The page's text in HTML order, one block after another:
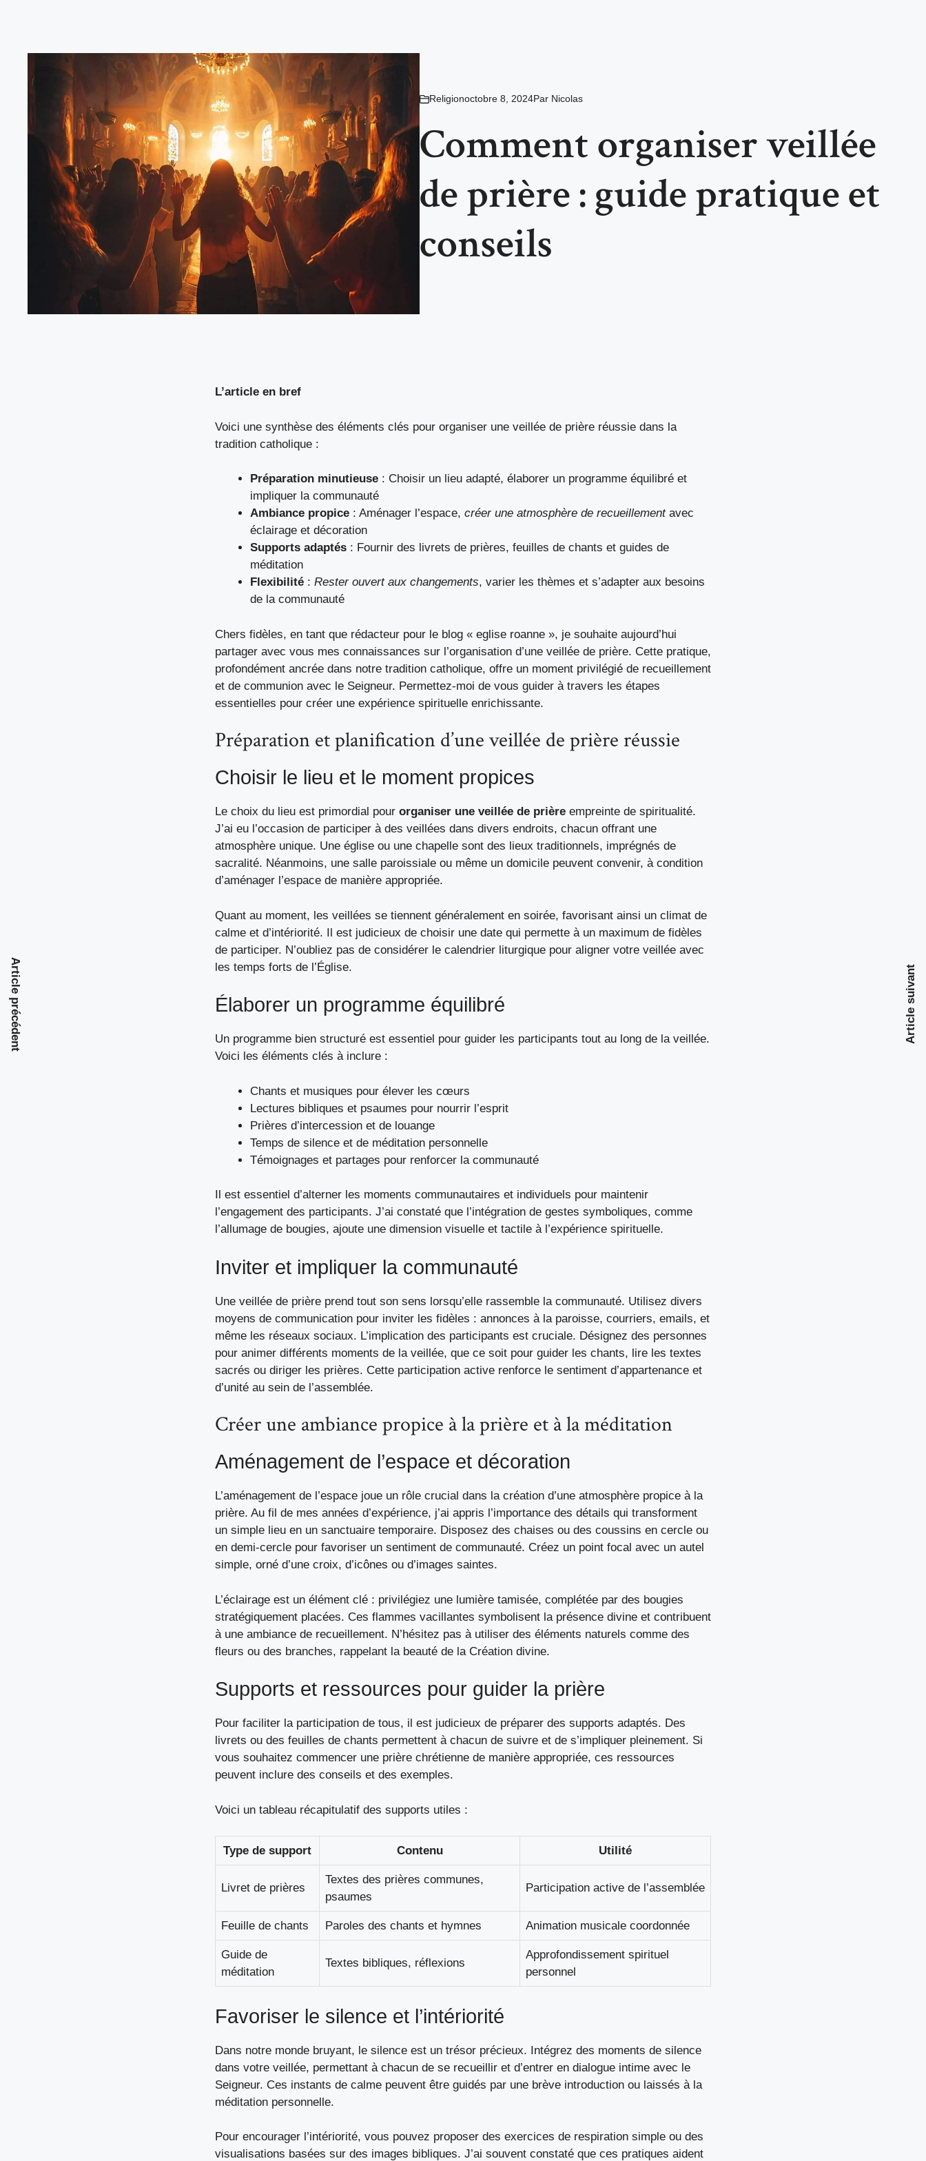
Religionoctobre 8, 2024Par Nicolas
Comment organiser veillée
de prière : guide pratique et
conseils
L’article en bref
Voici une synthèse des éléments clés pour organiser une veillée de prière réussie dans la
tradition catholique :
Préparation minutieuse : Choisir un lieu adapté, élaborer un programme équilibré et
impliquer la communauté
Ambiance propice : Aménager l’espace, créer une atmosphère de recueillementavec
éclairage et décoration
Supports adaptés : Fournir des livrets de prières, feuilles de chants et guides de
méditation
Flexibilité : Rester ouvert aux changements, varier les thèmes et s’adapter aux besoins
de la communauté
Chers fidèles, en tant que rédacteur pour le blog « eglise roanne », je souhaite aujourd’hui
partager avec vous mes connaissances sur l’organisation d’une veillée de prière. Cette pratique,
profondément ancrée dans notre tradition catholique, offre un moment privilégié de recueillement
et de communion avec le Seigneur. Permettez-moi de vous guider à travers les étapes
essentielles pour créer une expérience spirituelle enrichissante.
Préparation et planification d’une veillée de prière réussie
Choisir le lieu et le moment propices
Le choix du lieu est primordial pour organiser une veillée de prière empreinte de spiritualité.
J’ai eu l’occasion de participer à des veillées dans divers endroits, chacun offrant une
atmosphère unique. Une église ou une chapelle sont des lieux traditionnels, imprégnés de
sacralité. Néanmoins, une salle paroissiale ou même un domicile peuvent convenir, à condition
d’aménager l’espace de manière appropriée.
Quant au moment, les veillées se tiennent généralement en soirée, favorisant ainsi un climat de
calme et d’intériorité. Il est judicieux de choisir une date qui permette à un maximum de fidèles
de participer. N’oubliez pas de considérer le calendrier liturgique pour aligner votre veillée avec
les temps forts de l’Église.
Élaborer un programme équilibré
Un programme bien structuré est essentiel pour guider les participants tout au long de la veillée.
Voici les éléments clés à inclure :
Chants et musiques pour élever les cœurs
Lectures bibliques et psaumes pour nourrir l’esprit
Prières d’intercession et de louange
Temps de silence et de méditation personnelle
Témoignages et partages pour renforcer la communauté
Il est essentiel d’alterner les moments communautaires et individuels pour maintenir
l’engagement des participants. J’ai constaté que l’intégration de gestes symboliques, comme
l’allumage de bougies, ajoute une dimension visuelle et tactile à l’expérience spirituelle.
Inviter et impliquer la communauté
Une veillée de prière prend tout son sens lorsqu’elle rassemble la communauté. Utilisez divers
moyens de communication pour inviter les fidèles : annonces à la paroisse, courriers, emails, et
même les réseaux sociaux. L’implication des participants est cruciale. Désignez des personnes
pour animer différents moments de la veillée, que ce soit pour guider les chants, lire les textes
sacrés ou diriger les prières. Cette participation active renforce le sentiment d’appartenance et
d’unité au sein de l’assemblée.
Créer une ambiance propice à la prière et à la méditation
Aménagement de l’espace et décoration
L’aménagement de l’espace joue un rôle crucial dans la création d’une atmosphère propice à la
prière. Au fil de mes années d’expérience, j’ai appris l’importance des détails qui transforment
un simple lieu en un sanctuaire temporaire. Disposez des chaises ou des coussins en cercle ou
en demi-cercle pour favoriser un sentiment de communauté. Créez un point focal avec un autel
simple, orné d’une croix, d’icônes ou d’images saintes.
L’éclairage est un élément clé : privilégiez une lumière tamisée, complétée par des bougies
stratégiquement placées. Ces flammes vacillantes symbolisent la présence divine et contribuent
à une ambiance de recueillement. N’hésitez pas à utiliser des éléments naturels comme des
fleurs ou des branches, rappelant la beauté de la Création divine.
Supports et ressources pour guider la prière
Pour faciliter la participation de tous, il est judicieux de préparer des supports adaptés. Des
livrets ou des feuilles de chants permettent à chacun de suivre et de s’impliquer pleinement. Si
vous souhaitez commencer une prière chrétienne de manière appropriée, ces ressources
peuvent inclure des conseils et des exemples.
Voici un tableau récapitulatif des supports utiles :
Type de support Contenu Utilité
Livret de prières
Textes des prières communes,
psaumes
Participation active de l’assemblée
Feuille de chants Paroles des chants et hymnes Animation musicale coordonnée
Guide de
méditation
Textes bibliques, réflexions
Approfondissement spirituel
personnel
Favoriser le silence et l’intériorité
Dans notre monde bruyant, le silence est un trésor précieux. Intégrez des moments de silence
dans votre veillée, permettant à chacun de se recueillir et d’entrer en dialogue intime avec le
Seigneur. Ces instants de calme peuvent être guidés par une brève introduction ou laissés à la
méditation personnelle.
Pour encourager l’intériorité, vous pouvez proposer des exercices de respiration simple ou des
visualisations basées sur des images bibliques. J’ai souvent constaté que ces pratiques aident
Article précédent Article suivant